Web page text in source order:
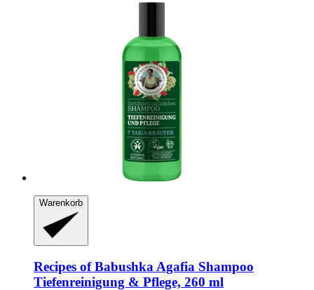
Warenkorb
Recipes of Babushka Agafia Shampoo
Tiefenreinigung & Pflege, 260 ml